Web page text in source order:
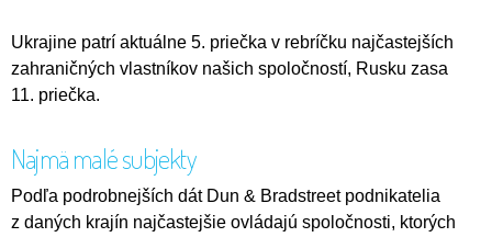
Ukrajine patrí aktuálne 5. priečka v rebríčku najčastejších
zahraničných vlastníkov našich spoločností, Rusku zasa
11. priečka.
Najmä malé subjekty
Podľa podrobnejších dát Dun & Bradstreet podnikatelia
z daných krajín najčastejšie ovládajú spoločnosti, ktorých